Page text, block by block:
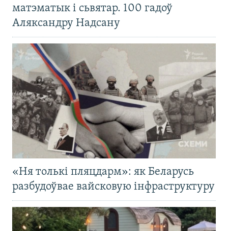
матэматык і сьвятар. 100 гадоў
Аляксандру Надсану
«Ня толькі пляцдарм»: як Беларусь
разбудоўвае вайсковую інфраструктуру